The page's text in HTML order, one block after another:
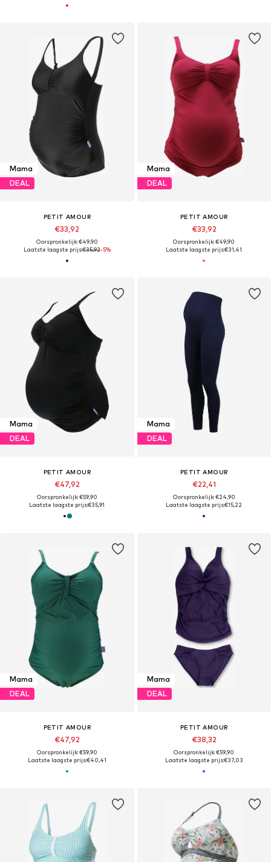
Mama
DEAL
PETIT AMOUR
€33,92
Oorspronkelijk: €49,90
Laatste laagste prijs:€35,92-5%
Mama
DEAL
PETIT AMOUR
€33,92
Oorspronkelijk: €49,90
Laatste laagste prijs:€31,41
Mama
DEAL
PETIT AMOUR
€47,92
Oorspronkelijk: €59,90
Laatste laagste prijs:€35,91
Mama
DEAL
PETIT AMOUR
€22,41
Oorspronkelijk: €24,90
Laatste laagste prijs:€15,22
Mama
DEAL
PETIT AMOUR
€47,92
Oorspronkelijk: €59,90
Laatste laagste prijs:€40,41
Mama
DEAL
PETIT AMOUR
€38,32
Oorspronkelijk: €59,90
Laatste laagste prijs:€37,03